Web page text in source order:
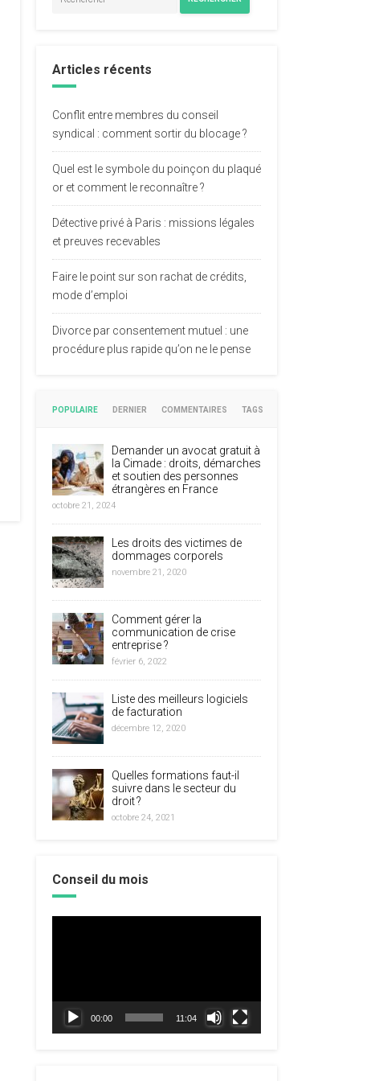
Articles récents
Conflit entre membres du conseil
syndical : comment sortir du blocage ?
Quel est le symbole du poinçon du plaqué
or et comment le reconnaître ?
Détective privé à Paris : missions légales
et preuves recevables
Faire le point sur son rachat de crédits,
mode d’emploi
Divorce par consentement mutuel : une
procédure plus rapide qu’on ne le pense
POPULAIRE DERNIER COMMENTAIRES TAGS
Demander un avocat gratuit à
la Cimade : droits, démarches
et soutien des personnes
étrangères en France
octobre 21, 2024
Les droits des victimes de
dommages corporels
novembre 21, 2020
Comment gérer la
communication de crise
entreprise ?
février 6, 2022
Liste des meilleurs logiciels
de facturation
décembre 12, 2020
Quelles formations faut-il
suivre dans le secteur du
droit ?
octobre 24, 2021
Conseil du mois
00:00 11:04